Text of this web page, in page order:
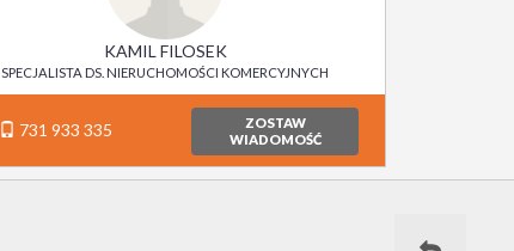
KAMIL FILOSEK
SPECJALISTA DS. NIERUCHOMOŚCI KOMERCYJNYCH
731 933 335
ZOSTAW
WIADOMOŚĆ